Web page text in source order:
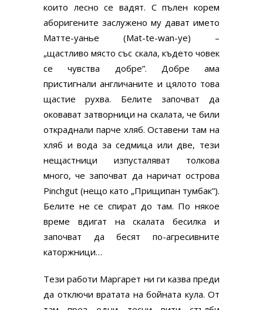
които лесно се вадят. С пълен корем
аборигените заслужено му дават името
Матте-уанье (Mat-te-wan-ye) –
„щастливо място със скала, където човек
се чувства добре”. Добре ама
пристигнали англичаните и цялото това
щастие рухва. Белите започват да
оковават затворници на скалата, че били
откраднали парче хляб. Оставени там на
хляб и вода за седмица или две, тези
нещастници изпусталяват толкова
много, че започват да наричат острова
Pinchgut (нещо като „Прищипан тумбак”).
Белите не се спират до там. По някое
време вдигат на скалата бесилка и
започват да бесят по-агресивните
каторжници…
Тези работи Маргарет ни ги казва преди
да отключи вратата на бойната кула. От